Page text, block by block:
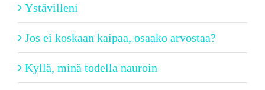
Ystävilleni
Jos ei koskaan kaipaa, osaako arvostaa?
Kyllä, minä todella nauroin